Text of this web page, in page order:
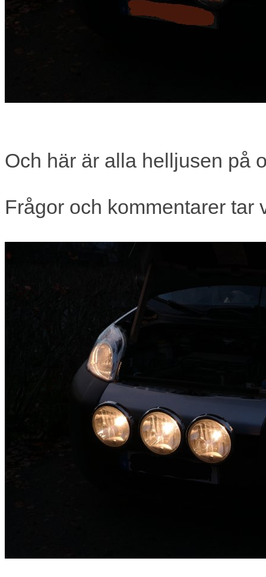
Och här är alla helljusen på
Frågor och kommentarer tar